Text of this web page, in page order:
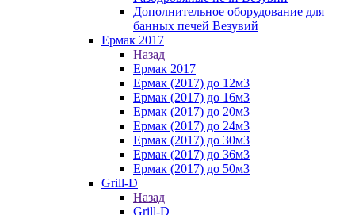
Дополнительное оборудование для
банных печей Везувий
Ермак 2017
Назад
Ермак 2017
Ермак (2017) до 12м3
Ермак (2017) до 16м3
Ермак (2017) до 20м3
Ермак (2017) до 24м3
Ермак (2017) до 30м3
Ермак (2017) до 36м3
Ермак (2017) до 50м3
Grill-D
Назад
Grill-D